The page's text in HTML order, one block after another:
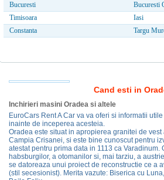
Bucuresti Bucuresti
Timisoara
Iasi
Constanta
Targu
Cand esti in
Inchirieri masini Oradea si altele
EuroCars Rent A Car va va oferi si informatii
inainte de inceperea acesteia.
Oradea este situat in apropierea granitei de
Campia Crisanei, si este bine cunoscut pentru
atestat pentru prima data in 1113 ca Varadinum.
habsburgilor, a otomanilor si, mai tarziu, a
se datoreaza unui proiect de reconstructie ce a
(stil secesionist). Merita vazute: Biserica cu